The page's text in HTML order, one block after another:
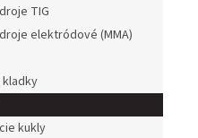
TIG
elektródové (MMA)
kukly